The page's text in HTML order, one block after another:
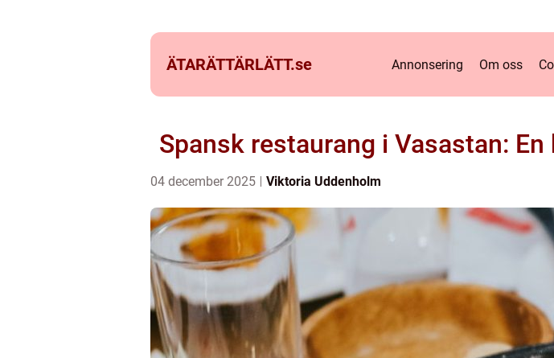
ÄTARÄTTÄRLÄTT.se Annonsering Om oss
Spansk restaurang i Vasastan:
04 december 2025 Viktoria Uddenholm